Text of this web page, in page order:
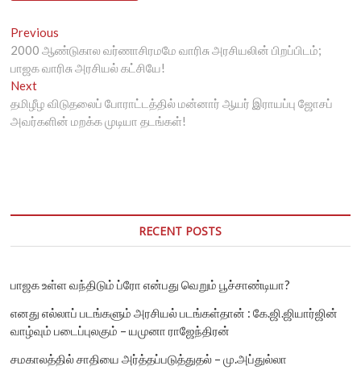
Post
navigation
Previous
post:
2000 ஆண்டுகால வர்ணாசிரமமே வாரிசு அரசியலின் பிறப்பிடம்;
பாஜக வாரிசு அரசியல் கட்சியே!
NextNext
post:
தமிழீழ விடுதலைப் போராட்டத்தில் மன்னார் ஆயர் இராயப்பு ஜோசப்
அவர்களின் மறக்க முடியா தடங்கள்!
RECENT POSTS
பாஜக உள்ள வந்திடும் ப்ரோ என்பது வெறும் பூச்சாண்டியா?
எனது எல்லாப் படங்களும் அரசியல் படங்கள்தான் : கே.ஜி.ஜியார்ஜின்
வாழ்வும் படைப்புலகும் – யமுனா ராஜேந்திரன்
சமகாலத்தில் சாதியை அர்த்தப்படுத்துதல் – மு.அப்துல்லா